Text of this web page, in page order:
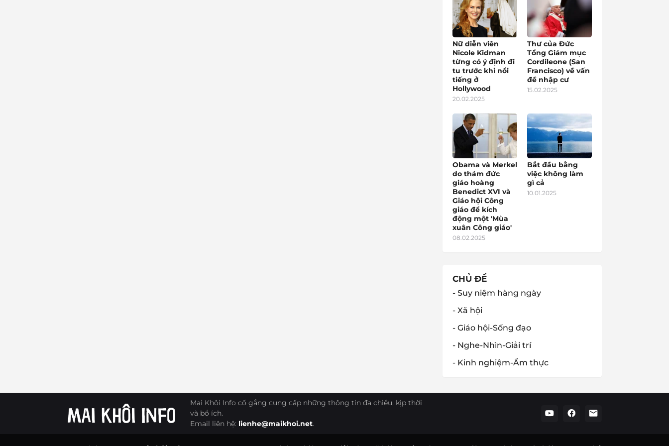
Nữ diễn viên
Nicole Kidman
từng có ý định đi
tu trước khi nổi
tiếng ở
Hollywood
20.02.2025
Thư của Đức
Tổng Giám mục
Cordileone (San
Francisco) về vấn
đề nhập cư
15.02.2025
Obama và Merkel
do thám đức
giáo hoàng
Benedict XVI và
Giáo hội Công
giáo để kích
động một 'Mùa
xuân Công giáo'
08.02.2025
Bắt đầu bằng
việc không làm
gì cả
10.01.2025
CHỦ ĐỀ
- Suy niệm hàng ngày
- Xã hội
- Giáo hội-Sống đạo
- Nghe-Nhìn-Giải trí
- Kinh nghiệm-Ẩm thực
Mai Khôi Info cố gắng cung cấp những thông tin đa chiều, kịp thời
và bổ ích.
Email liên hệ: lienhe@maikhoi.net.